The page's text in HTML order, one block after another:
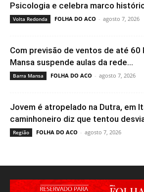
Psicologia e celebra marco
Volta Redonda FOLHA DO ACO - agosto 7, 2026
Com previsão de ventos de até 60
Mansa suspende aulas da rede...
Barra Mansa FOLHA DO ACO - agosto 7, 2026
Jovem é atropelado na Dutra, em
caminhoneiro diz que tentou
Região FOLHA DO ACO - agosto 7, 2026